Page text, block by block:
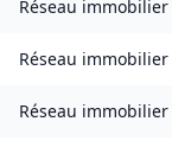
Réseau immobilier
Réseau immobilier
Réseau immobilier